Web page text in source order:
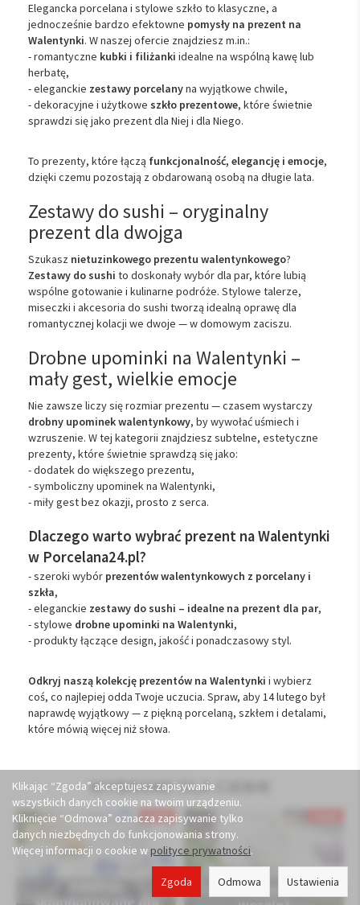
Elegancka porcelana i stylowe szkło to klasyczne, a
jednocześnie bardzo efektowne pomysły na prezent na
Walentynki. W naszej ofercie znajdziesz m.in.:
- romantyczne kubki i filiżanki idealne na wspólną kawę lub
herbatę,
- eleganckie zestawy porcelanyna wyjątkowe chwile,
- dekoracyjne i użytkowe szkło prezentowe, które świetnie
sprawdzi się jako prezent dla Niej i dla Niego.
To prezenty, które łączą funkcjonalność, elegancję i emocje,
dzięki czemu pozostają z obdarowaną osobą na długie lata.
Zestawy do sushi – oryginalny
prezent dla dwojga
Szukasz nietuzinkowego prezentu walentynkowego?
Zestawy do sushi to doskonały wybór dla par, które lubią
wspólne gotowanie i kulinarne podróże. Stylowe talerze,
miseczki i akcesoria do sushi tworzą idealną oprawę dla
romantycznej kolacji we dwoje — w domowym zaciszu.
Drobne upominki na Walentynki –
mały gest, wielkie emocje
Nie zawsze liczy się rozmiar prezentu — czasem wystarczy
drobny upominek walentynkowy, by wywołać uśmiech i
wzruszenie. W tej kategorii znajdziesz subtelne, estetyczne
prezenty, które świetnie sprawdzą się jako:
- dodatek do większego prezentu,
- symboliczny upominek na Walentynki,
- miły gest bez okazji, prosto z serca.
Dlaczego warto wybrać prezent na Walentynki
w Porcelana24.pl?
- szeroki wybór prezentów walentynkowych z porcelany i
szkła,
- eleganckie zestawy do sushi – idealne na prezent dla par,
- stylowe drobne upominki na Walentynki,
- produkty łączące design, jakość i ponadczasowy styl.
Odkryj naszą kolekcję prezentów na Walentynki i wybierz
coś, co najlepiej odda Twoje uczucia. Spraw, aby 14 lutego był
naprawdę wyjątkowy — z piękną porcelaną, szkłem i detalami,
które mówią więcej niż słowa.
WYBRANE DLA CIEBIE
Szukasz prezentu na
Klikając “Zgoda” akceptujesz zapisywanie
wszystkich danych cookie na twoim urządzeniu.
Kliknięcie “Odmowa” oznacza zapisywanie tylko
danych niezbędnych do funkcjonowania strony.
Więcej informacji o cookie wpolityce prywatności.
Ustawienia
Odmowa
Zgoda